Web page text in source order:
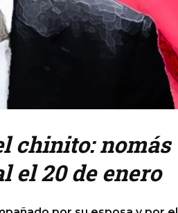
chinito: nomás
el 20 de enero